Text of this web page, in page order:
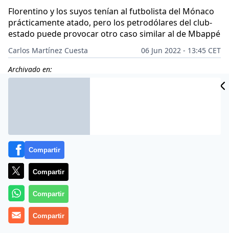
Florentino y los suyos tenían al futbolista del Mónaco
prácticamente atado, pero los petrodólares del club-
estado puede provocar otro caso similar al de Mbappé
Carlos Martínez Cuesta
06 Jun 2022 - 13:45 CET
Archivado en:
Compartir
Compartir
Compartir
Compartir